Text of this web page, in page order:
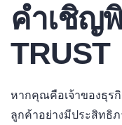
คำเชิญ
TRUST
หากคุณคือเจ้าของธุร
ลูกค้าอย่างมีประสิทธิ